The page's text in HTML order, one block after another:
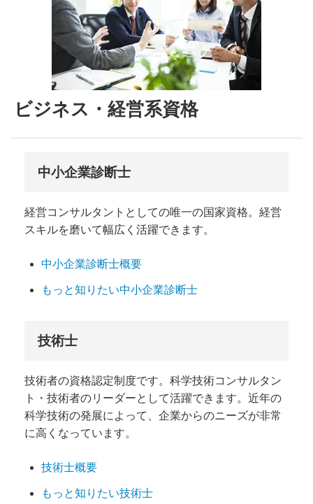
ビジネス・経営系資格
中小企業診断士
経営コンサルタントとしての唯一の国家資格。経営
スキルを磨いて幅広く活躍できます。
中小企業診断士概要
もっと知りたい中小企業診断士
技術士
技術者の資格認定制度です。科学技術コンサルタン
ト・技術者のリーダーとして活躍できます。近年の
科学技術の発展によって、企業からのニーズが非常
に高くなっています。
技術士概要
もっと知りたい技術士